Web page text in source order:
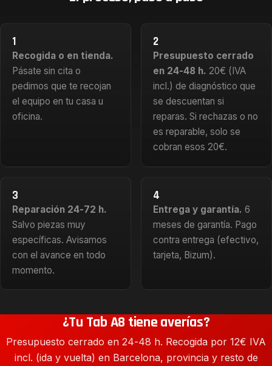
1
Recogida o en tienda.
Pásate sin cita o
pedimos que te recojan
el equipo en tu casa u
oficina.
2
Presupuesto cerrado
en 24-48 h. 20€ (IVA
incl.) de diagnóstico que
se descuentan si
reparas. Si rechazas o no
es reparable, solo se
cobran esos 20€.
3
Reparación 24-72 h.
Salvo piezas muy
específicas. Avisamos
con el avance en todo
momento.
4
Entrega y garantía. 6
meses de garantía. Pago
contra entrega (efectivo,
tarjeta, Bizum).
¿Tu Tab A8 tiene averías?
Presupuesto cerrado en 24-48 h. Recogida por 12€ IVA
incl. (ida y vuelta) en Barcelona, provincia y resto de